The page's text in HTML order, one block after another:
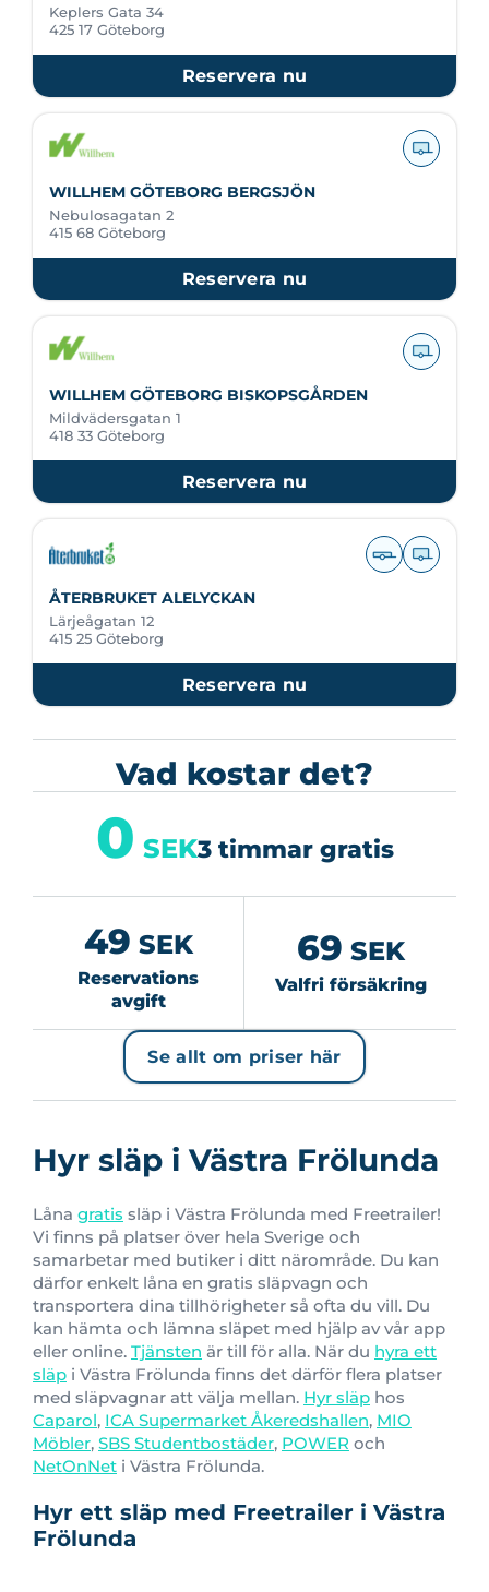
Keplers Gata 34
425 17 Göteborg
Reservera nu
WILLHEM GÖTEBORG BERGSJÖN
Nebulosagatan 2
415 68 Göteborg
Reservera nu
WILLHEM GÖTEBORG BISKOPSGÅRDEN
Mildvädersgatan 1
418 33 Göteborg
Reservera nu
ÅTERBRUKET ALELYCKAN
Lärjeågatan 12
415 25 Göteborg
Reservera nu
Vad kostar det?
49 SEK
Reservations
avgift
0 SEK3 timmar gratis
69 SEK
Valfri försäkring
Se allt om priser här
Hyr släp i Västra Frölunda
Låna gratis släp i Västra Frölunda med Freetrailer!
Vi finns på platser över hela Sverige och
samarbetar med butiker i ditt närområde. Du kan
därfor enkelt låna en gratis släpvagn och
transportera dina tillhörigheter så ofta du vill. Du
kan hämta och lämna släpet med hjälp av vår app
eller online. Tjänsten är till för alla. När du hyra ett
släp i Västra Frölunda finns det därför flera platser
med släpvagnar att välja mellan. Hyr släp hos
Caparol, ICA Supermarket Åkeredshallen, MIO
Möbler, SBS Studentbostäder, POWER och
NetOnNet i Västra Frölunda.
Hyr ett släp med Freetrailer i Västra
Frölunda